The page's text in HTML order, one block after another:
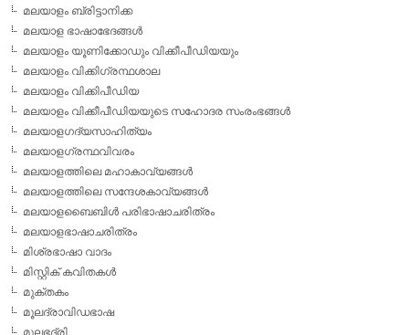
മലയാളം ബ്രിട്ടാനിക്ക
മലയാള ഭാഷാഭേദങ്ങള്‍
മലയാളം യൂണിക്കോഡും വിക്കീപീഡിയയും
മലയാളം വിക്കിഗ്രന്ഥശാല
മലയാളം വിക്കിപീഡിയ
മലയാളം വിക്കീപീഡിയയുടെ സഹോദര സംരംഭങ്ങള്‍
മലയാളഗദ്യസാഹിത്യം
മലയാളഗ്രന്ഥവിവരം
മലയാളത്തിലെ മഹാകാവ്യങ്ങള്‍
മലയാളത്തിലെ സന്ദേശകാവ്യങ്ങള്‍
മലയാളബൈബിള്‍ പരിഭാഷാചരിത്രം
മലയാളഭാഷാചരിത്രം
മിശ്രഭാഷാ വാദം
മിസ്റ്റിക് കവിതകള്‍
മുക്തകം
മൂലദ്രാവിഡഭാഷ